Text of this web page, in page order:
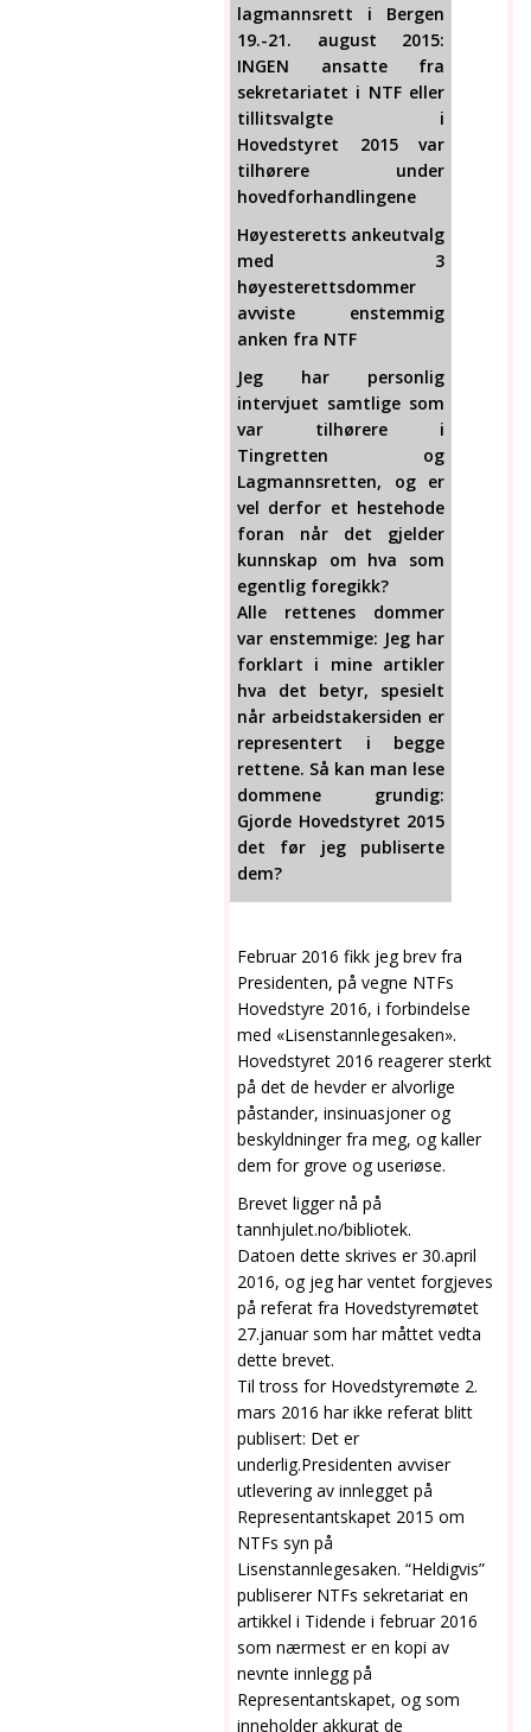
lagmannsrett i Bergen
19.-21. august 2015:
INGEN ansatte fra
sekretariatet i NTF eller
tillitsvalgte i
Hovedstyret 2015 var
tilhørere under
hovedforhandlingene
Høyesteretts ankeutvalg
med 3
høyesterettsdommer
avviste enstemmig
anken fra NTF
Jeg har personlig
intervjuet samtlige som
var tilhørere i
Tingretten og
Lagmannsretten, og er
vel derfor et hestehode
foran når det gjelder
kunnskap om hva som
egentlig foregikk?
Alle rettenes dommer
var enstemmige: Jeg har
forklart i mine artikler
hva det betyr, spesielt
når arbeidstakersiden er
representert i begge
rettene. Så kan man lese
dommene grundig:
Gjorde Hovedstyret 2015
det før jeg publiserte
dem?
Februar 2016 fikk jeg brev fra
Presidenten, på vegne NTFs
Hovedstyre 2016, i forbindelse
med «Lisenstannlegesaken».
Hovedstyret 2016 reagerer sterkt
på det de hevder er alvorlige
påstander, insinuasjoner og
beskyldninger fra meg, og kaller
dem for grove og useriøse.
Brevet ligger nå på
tannhjulet.no/bibliotek.
Datoen dette skrives er 30.april
2016, og jeg har ventet forgjeves
på referat fra Hovedstyremøtet
27.januar som har måttet vedta
dette brevet.
Til tross for Hovedstyremøte 2.
mars 2016 har ikke referat blitt
publisert: Det er
underlig.Presidenten avviser
utlevering av innlegget på
Representantskapet 2015 om
NTFs syn på
Lisenstannlegesaken. “Heldigvis”
publiserer NTFs sekretariat en
artikkel i Tidende i februar 2016
som nærmest er en kopi av
nevnte innlegg på
Representantskapet, og som
inneholder akkurat de